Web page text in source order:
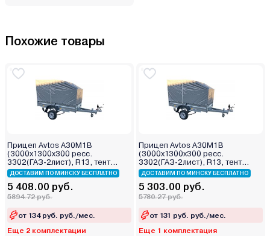
Похожие товары
Прицеп Avtos А30М1В
(3000х1300х300 ресс.
3302(ГАЗ-2лист), R13, тент
800мм)
ДОСТАВИМ ПО МИНСКУ БЕСПЛАТНО
5 408.00 руб.
5894.72 руб.
от 134 руб. руб./мес.
Еще 2 комплектации
Прицеп Avtos А30М1В
(3000х1300х300 ресс.
3302(ГАЗ-2лист), R13, тент
400мм)
ДОСТАВИМ ПО МИНСКУ БЕСПЛАТНО
5 303.00 руб.
5780.27 руб.
от 131 руб. руб./мес.
Еще 1 комплектация